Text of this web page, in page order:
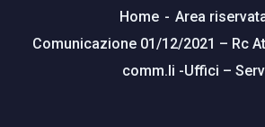
Home
Area
Comunicazione 01/12/2021 – Rc
comm.li -Uffici –